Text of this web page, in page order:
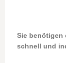
Sie benötigen
schnell und